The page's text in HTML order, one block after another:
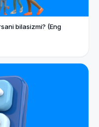
bilasizmi? (Eng